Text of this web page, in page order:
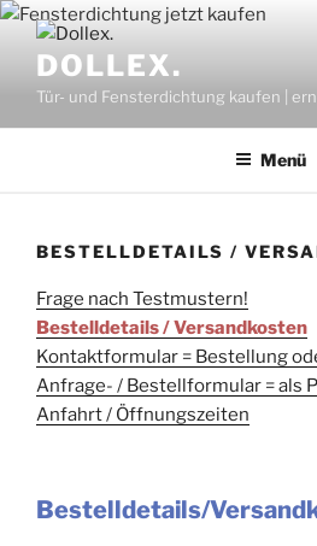
Zum
Inhalt
springenDOLLEX.
Tür- und Fensterdichtung kaufen |
Menü
BESTELLDETAILS /
Frage nach Testmustern!
Bestelldetails / Versandkosten
Kontaktformular = Bestellung
Anfrage- / Bestellformular = als
Anfahrt / Öffnungszeiten
Bestelldetails/